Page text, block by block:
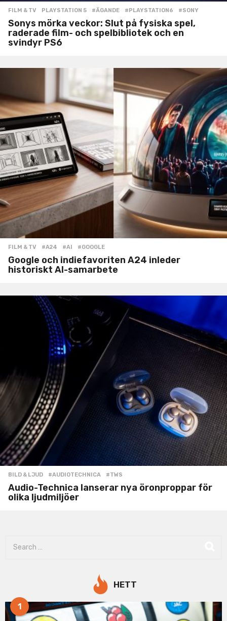
FILM & TV ,PLAYSTATION 5 #ÄGANDE ,#PLAYSTATION6 ,#SONY
Sonys mörka veckor: Slut på fysiska spel,
raderade film- och spelbibliotek och en
svindyr PS6
FILM & TV #A24 ,#AI ,#GOOGLE
Google och indiefavoriten A24 inleder
historiskt AI-samarbete
BILD & LJUD #AUDIOTECHNICA ,#TWS
Audio-Technica lanserar nya öronproppar för
olika ljudmiljöer
o
r
HETT
1